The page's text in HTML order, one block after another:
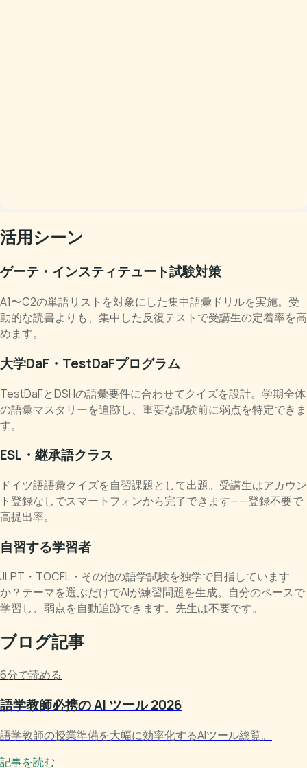
活用シーン
ゲーテ・インスティテュート試験対策
A1〜C2の単語リストを対象にした集中語彙ドリルを実施。受
動的な読書よりも、集中した反復テストで受講生の定着率を高
めます。
大学DaF・TestDaFプログラム
TestDaFとDSHの語彙要件に合わせてクイズを設計。学期全体
の語彙マスタリーを追跡し、重要な試験前に弱点を特定できま
す。
ESL・継承語クラス
ドイツ語語彙クイズを自習課題として出題。受講生はアカウン
ト登録なしでスマートフォンから完了できます——登録不要で
高提出率。
自習する学習者
JLPT・TOCFL・その他の語学試験を独学で目指しています
か？テーマを選ぶだけでAIが練習問題を生成。自分のペースで
学習し、弱点を自動追跡できます。先生は不要です。
ブログ記事
6分で読める
語学教師必携の AI ツール 2026
語学教師の授業準備を大幅に効率化するAIツール総覧。
記事を読む